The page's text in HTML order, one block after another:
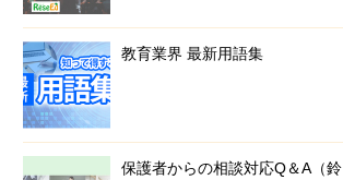
教育業界 最新用語集
保護者からの相談対応Q＆A（鈴